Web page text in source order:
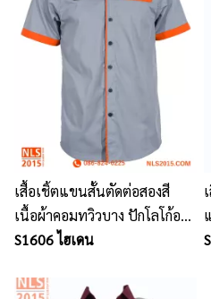
เสื้อเชิ้ตแขนสั้นตัดต่อสองสี
เนื้อผ้าคอมทวิวบาง ปักโลโก้อก
ขวา กระเป๋าเจาะอกซ้าย
S1606 ไฮเดน